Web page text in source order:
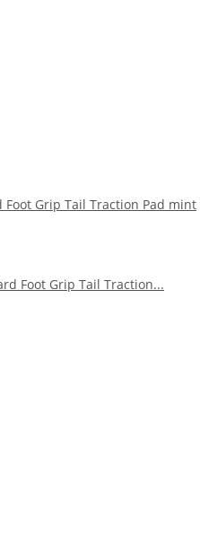
Grip Tail Traction Pad mint